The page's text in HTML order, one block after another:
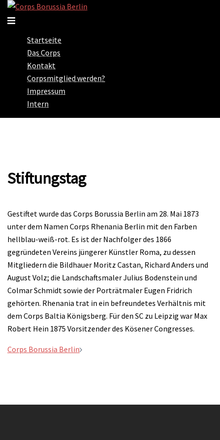
Zum
Inhalt
Menü
Startseite
Das Corps
Kontakt
Corpsmitglied werden?
Impressum
Intern
Stiftungstag
Gestiftet wurde das Corps Borussia Berlin am 28. Mai 1873
unter dem Namen Corps Rhenania Berlin mit den Farben
hellblau-weiß-rot. Es ist der Nachfolger des 1866
gegründeten Vereins jüngerer Künstler Roma, zu dessen
Mitgliedern die Bildhauer Moritz Castan, Richard Anders und
August Volz; die Landschaftsmaler Julius Bodenstein und
Colmar Schmidt sowie der Porträtmaler Eugen Fridrich
gehörten. Rhenania trat in ein befreundetes Verhältnis mit
dem Corps Baltia Königsberg. Für den SC zu Leipzig war Max
Robert Hein 1875 Vorsitzender des Kösener Congresses.
Beitragsnavigation
Corps Borussia Berlin